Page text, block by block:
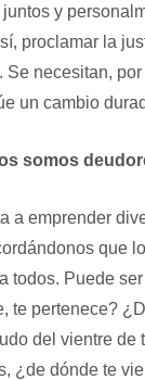
y
proclamar la
necesitan,
un cambio
somos
a emprender
que
todos. Puede
te pertenece?
del vientre de
¿de dónde te